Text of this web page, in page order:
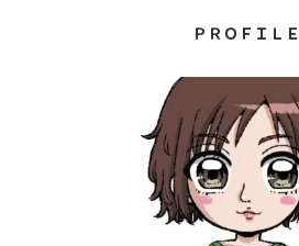
ＰＲＯＦＩＬＥ